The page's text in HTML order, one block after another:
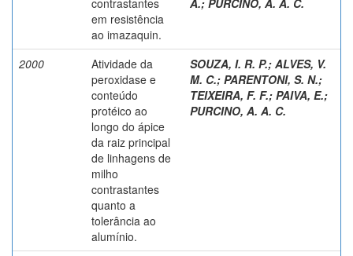
em resistência
ao imazaquin.
2000
Atividade da
peroxidase e
conteúdo
protéico ao
longo do ápice
da raiz principal
de linhagens de
milho
contrastantes
quanto a
tolerância ao
alumínio.
SOUZA, I. R. P.; ALVES, V.
M. C.; PARENTONI, S. N.;
TEIXEIRA, F. F.; PAIVA, E.;
PURCINO, A. A. C.